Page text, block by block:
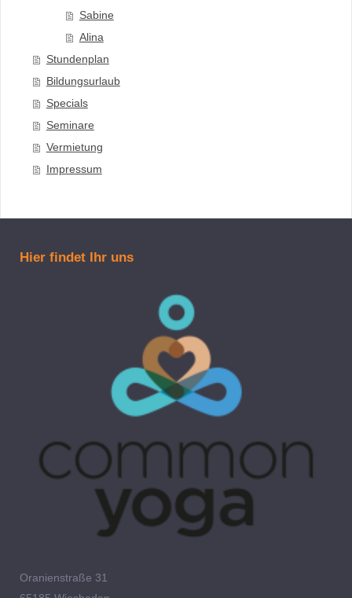
Sabine
Alina
Stundenplan
Bildungsurlaub
Specials
Seminare
Vermietung
Impressum
Hier findet Ihr uns
Oranienstraße 31